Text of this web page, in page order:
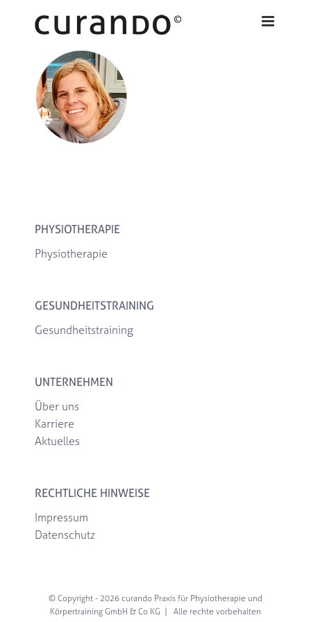
Inhalt
PHYSIOTHERAPIE
Physiotherapie
GESUNDHEITSTRAINING
Gesundheitstraining
UNTERNEHMEN
Über uns
Karriere
Aktuelles
RECHTLICHE HINWEISE
Impressum
Datenschutz
© Copyright - 2026 curando Praxis für Physiotherapie und
Körpertraining GmbH & Co KG | Alle rechte vorbehalten